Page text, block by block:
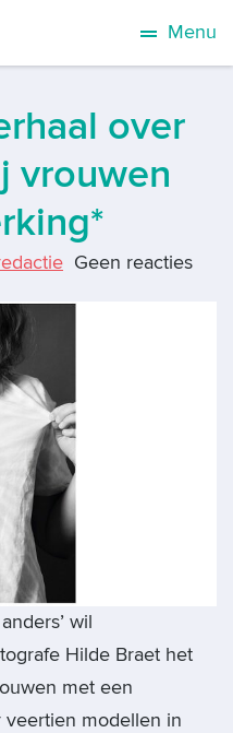
Menu
over
vrouwen
Geen reacties
wil
Hilde Braet het
met een
modellen in